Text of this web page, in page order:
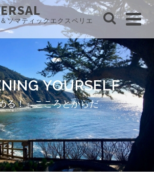
ソマティックエクスペリエ
YOURSELF
る！』こころとからだ
Go
to
slide
Go
to
slide
Go
to
slide
Go
to
slide
Go
to
slide
Go
to
slide